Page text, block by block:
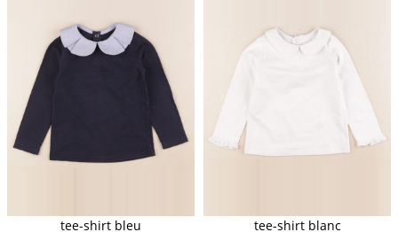
tee-shirt bleu
tee-shirt blanc